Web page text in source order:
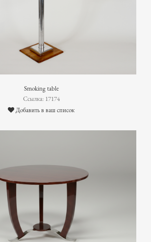
Smoking table
Ссылка: 17174
Добавить в ваш список